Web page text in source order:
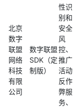
北京
数字
联盟
网络
科技
有限
公司
数字联盟
SDK（定
制版）
性识
别和
安全
风
控、
推广
活动
反作
弊服
务、